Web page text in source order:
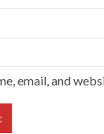
email, and